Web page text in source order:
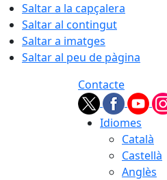
Saltar a la capçalera
Saltar al contingut
Saltar a imatges
Saltar al peu de pàgina
Contacte
Idiomes
Català
Castellà
Anglès